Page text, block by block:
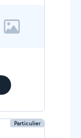
Particulier